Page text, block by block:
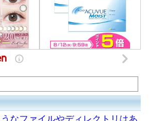
なファイルやディレクトリはあ